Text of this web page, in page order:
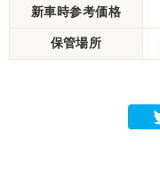
新車時参考価格
保管場所